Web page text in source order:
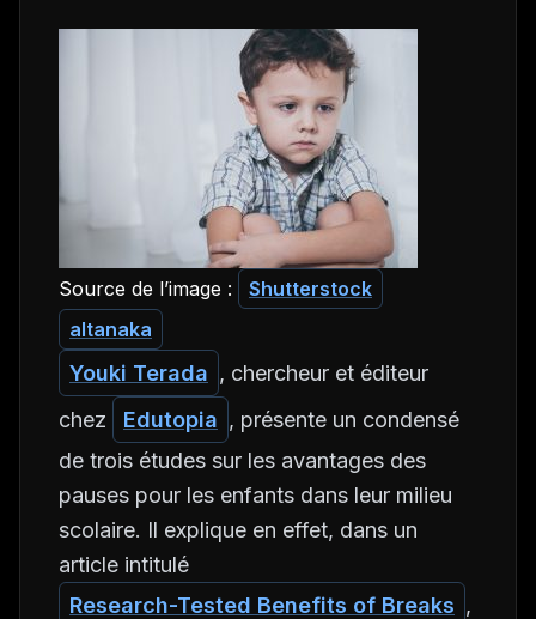
Source de l’image :
Shutterstock
altanaka
Youki Terada , chercheur et éditeur
chez
Edutopia , présente un condensé
de trois études sur les avantages des
pauses pour les enfants dans leur milieu
scolaire. Il explique en effet, dans un
article intitulé
Research-Tested Benefits of Breaks ,